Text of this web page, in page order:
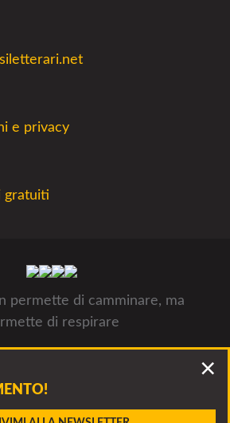
e privacy
gratuiti
permette di camminare, ma
di respirare
Guerrazzi 10, 20900 Monza P.IVA
09312311005